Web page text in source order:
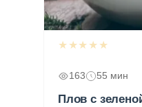
★★★★★
163 55 мин
Плов с